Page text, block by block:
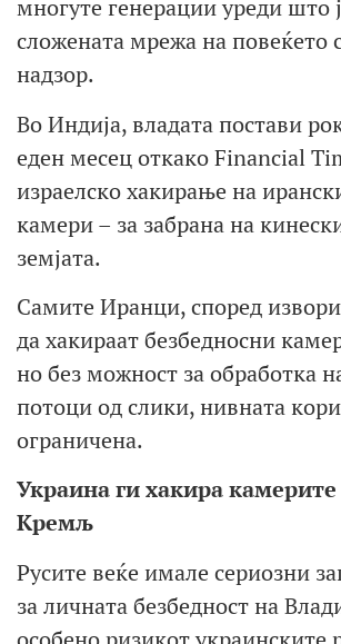
многуте генерации уреди што
сложената мрежа на повеќето
надзор.
Во Индија, владата постави
еден месец откако Financial
израелско хакирање на
камери – за забрана на
земјата.
Самите Иранци, според
да хакираат безбедносни
но без можност за обработка
потоци од слики, нивната
ограничена.
Украина ги хакира
Кремљ
Русите веќе имале сериозни
за личната безбедност на